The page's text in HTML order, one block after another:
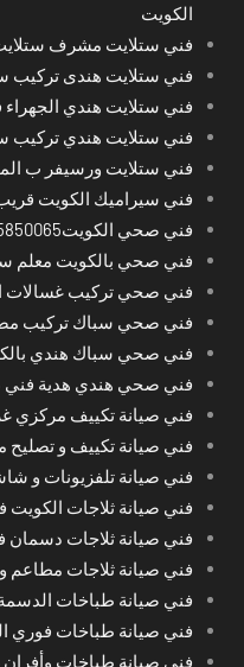
الكويت
فني ستلايت مشرف
فني ستلايت هندى تركيب
فني ستلايت هندي الجهراء
فني ستلايت هندي تركيب
فني ستلايت ورسيفر ب
فني سيراميك الكويت
فني صحي الكويت55850065
فني صحي بالكويت معلم
فني صحي تركيب غسالات
فني صحي سباك تركيب
فني صحي سباك هندي
فني صحي هندي هدية فني
فني صيانة تكييف مركزي
فني صيانة تكييف و
فني صيانة تلفزيونات و
فني صيانة ثلاجات الكويت
فني صيانة ثلاجات دسمان
فني صيانة ثلاجات مطاعم
فني صيانة طباخات
فني صيانة طباخات فوري
فني صيانة طباخات وأفران